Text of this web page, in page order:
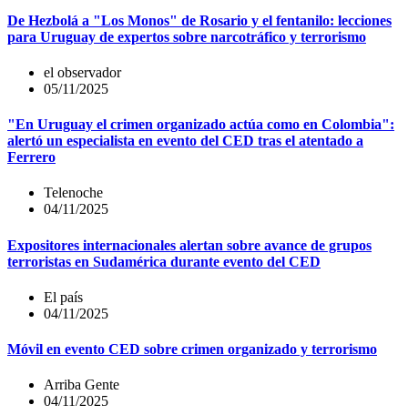
De Hezbolá a "Los Monos" de Rosario y el fentanilo: lecciones
para Uruguay de expertos sobre narcotráfico y terrorismo
el observador
05/11/2025
"En Uruguay el crimen organizado actúa como en Colombia":
alertó un especialista en evento del CED tras el atentado a
Ferrero
Telenoche
04/11/2025
Expositores internacionales alertan sobre avance de grupos
terroristas en Sudamérica durante evento del CED
El país
04/11/2025
Móvil en evento CED sobre crimen organizado y terrorismo
Arriba Gente
04/11/2025